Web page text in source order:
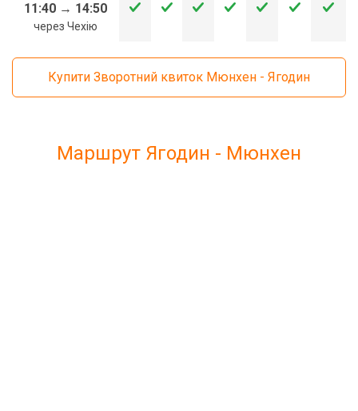
11:40 → 14:50
через Чехію
Купити Зворотний квиток Мюнхен - Ягодин
Маршрут Ягодин - Мюнхен